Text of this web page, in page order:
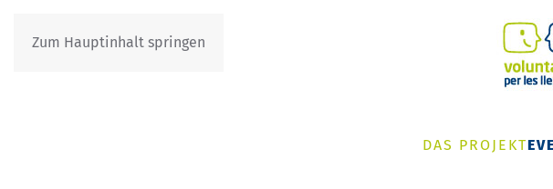
Zum Hauptinhalt springen
DAS PROJEKT